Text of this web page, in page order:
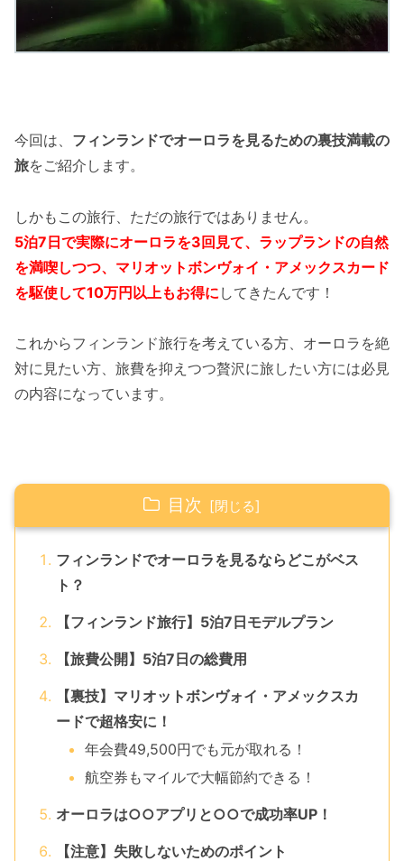
今回は、 フィンランドでオーロラを見るための裏技満載の
旅をご紹介します。
しかもこの旅行、ただの旅行ではありません。
5泊7日で実際にオーロラを3回見て、ラップランドの自然
を満喫しつつ、マリオットボンヴォイ・アメックスカード
を駆使して10万円以上もお得に してきたんです！
これからフィンランド旅行を考えている方、オーロラを絶
対に見たい方、旅費を抑えつつ贅沢に旅したい方には必見
の内容になっています。
目次
フィンランドでオーロラを見るならどこがベス
ト？
【フィンランド旅行】5泊7日モデルプラン
【旅費公開】5泊7日の総費用
【裏技】マリオットボンヴォイ・アメックスカ
ードで超格安に！
年会費49,500円でも元が取れる！
航空券もマイルで大幅節約できる！
オーロラは○○アプリと○○で成功率UP！
【注意】失敗しないためのポイント